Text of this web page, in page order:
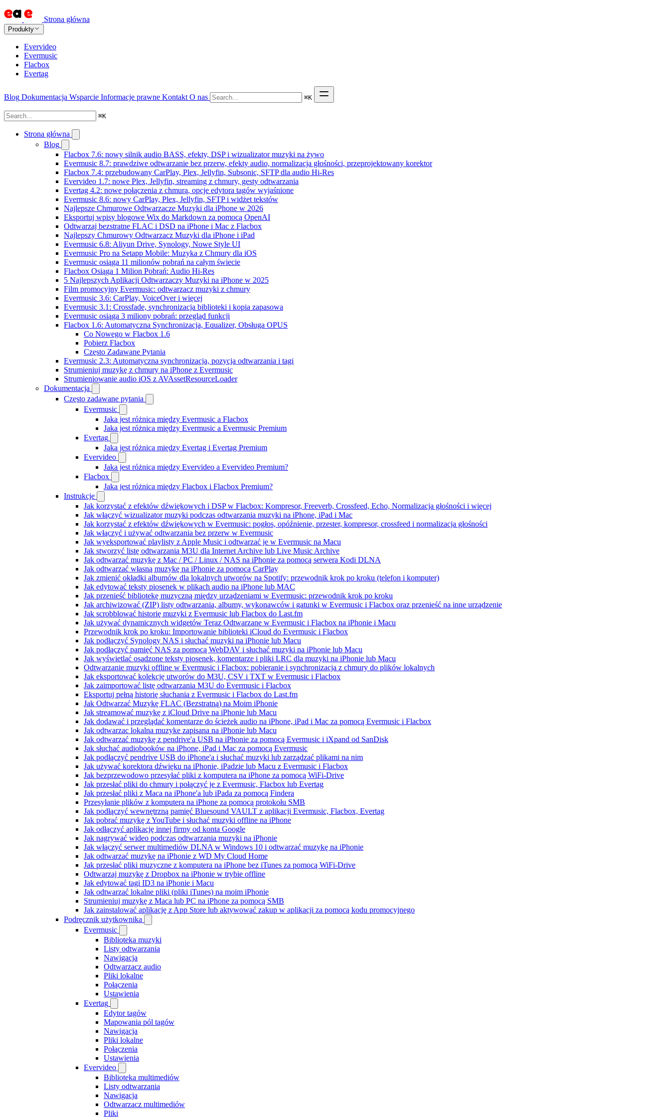
Strona główna
Produkty
Evervideo
Evermusic
Flacbox
Evertag
Blog Dokumentacja Wsparcie Informacje prawne Kontakt O nas ⌘K
⌘K
Strona główna
Blog
Flacbox 7.6: nowy silnik audio BASS, efekty, DSP i wizualizator muzyki na żywo
Evermusic 8.7: prawdziwe odtwarzanie bez przerw, efekty audio, normalizacja głośności, przeprojektowany korektor
Flacbox 7.4: przebudowany CarPlay, Plex, Jellyfin, Subsonic, SFTP dla audio Hi-Res
Evervideo 1.7: nowe Plex, Jellyfin, streaming z chmury, gesty odtwarzania
Evertag 4.2: nowe połączenia z chmurą, opcje edytora tagów wyjaśnione
Evermusic 8.6: nowy CarPlay, Plex, Jellyfin, SFTP i widżet tekstów
Najlepsze Chmurowe Odtwarzacze Muzyki dla iPhone w 2026
Eksportuj wpisy blogowe Wix do Markdown za pomocą OpenAI
Odtwarzaj bezstratne FLAC i DSD na iPhone i Mac z Flacbox
Najlepszy Chmurowy Odtwarzacz Muzyki dla iPhone i iPad
Evermusic 6.8: Aliyun Drive, Synology, Nowe Style UI
Evermusic Pro na Setapp Mobile: Muzyka z Chmury dla iOS
Evermusic osiąga 11 milionów pobrań na całym świecie
Flacbox Osiąga 1 Milion Pobrań: Audio Hi-Res
5 Najlepszych Aplikacji Odtwarzaczy Muzyki na iPhone w 2025
Film promocyjny Evermusic: odtwarzacz muzyki z chmury
Evermusic 3.6: CarPlay, VoiceOver i więcej
Evermusic 3.1: Crossfade, synchronizacja biblioteki i kopia zapasowa
Evermusic osiąga 3 miliony pobrań: przegląd funkcji
Flacbox 1.6: Automatyczna Synchronizacja, Equalizer, Obsługa OPUS
Co Nowego w Flacbox 1.6
Pobierz Flacbox
Często Zadawane Pytania
Evermusic 2.3: Automatyczna synchronizacja, pozycja odtwarzania i tagi
Strumieniuj muzykę z chmury na iPhone z Evermusic
Strumieniowanie audio iOS z AVAssetResourceLoader
Dokumentacja
Często zadawane pytania
Evermusic
Jaka jest różnica między Evermusic a Flacbox
Jaka jest różnica między Evermusic a Evermusic Premium
Evertag
Jaka jest różnica między Evertag i Evertag Premium
Evervideo
Jaka jest różnica między Evervideo a Evervideo Premium?
Flacbox
Jaka jest różnica między Flacbox i Flacbox Premium?
Instrukcje
Jak korzystać z efektów dźwiękowych i DSP w Flacbox: Kompresor, Freeverb, Crossfeed, Echo, Normalizacja głośności i więcej
Jak włączyć wizualizator muzyki podczas odtwarzania muzyki na iPhone, iPad i Mac
Jak korzystać z efektów dźwiękowych w Evermusic: pogłos, opóźnienie, przester, kompresor, crossfeed i normalizacja głośności
Jak włączyć i używać odtwarzania bez przerw w Evermusic
Jak wyeksportować playlisty z Apple Music i odtwarzać je w Evermusic na Macu
Jak stworzyć listę odtwarzania M3U dla Internet Archive lub Live Music Archive
Jak odtwarzać muzykę z Mac / PC / Linux / NAS na iPhonie za pomocą serwera Kodi DLNA
Jak odtwarzać własną muzykę na iPhonie za pomocą CarPlay
Jak zmienić okładki albumów dla lokalnych utworów na Spotify: przewodnik krok po kroku (telefon i komputer)
Jak edytować teksty piosenek w plikach audio na iPhone lub MAC
Jak przenieść bibliotekę muzyczną między urządzeniami w Evermusic: przewodnik krok po kroku
Jak archiwizować (ZIP) listy odtwarzania, albumy, wykonawców i gatunki w Evermusic i Flacbox oraz przenieść na inne urządzenie
Jak scrobblować historię muzyki z Evermusic lub Flacbox do Last.fm
Jak używać dynamicznych widgetów Teraz Odtwarzane w Evermusic i Flacbox na iPhonie i Macu
Przewodnik krok po kroku: Importowanie biblioteki iCloud do Evermusic i Flacbox
Jak podłączyć Synology NAS i słuchać muzyki na iPhonie lub Macu
Jak podłączyć pamięć NAS za pomocą WebDAV i słuchać muzyki na iPhonie lub Macu
Jak wyświetlać osadzone teksty piosenek, komentarze i pliki LRC dla muzyki na iPhonie lub Macu
Odtwarzanie muzyki offline w Evermusic i Flacbox: pobieranie i synchronizacja z chmury do plików lokalnych
Jak eksportować kolekcję utworów do M3U, CSV i TXT w Evermusic i Flacbox
Jak zaimportować listę odtwarzania M3U do Evermusic i Flacbox
Eksportuj pełną historię słuchania z Evermusic i Flacbox do Last.fm
Jak Odtwarzać Muzykę FLAC (Bezstratną) na Moim iPhonie
Jak streamować muzykę z iCloud Drive na iPhonie lub Macu
Jak dodawać i przeglądać komentarze do ścieżek audio na iPhone, iPad i Mac za pomocą Evermusic i Flacbox
Jak odtwarzac lokalna muzyke zapisana na iPhonie lub Macu
Jak odtwarzać muzykę z pendrive'a USB na iPhonie za pomocą Evermusic i iXpand od SanDisk
Jak słuchać audiobooków na iPhone, iPad i Mac za pomocą Evermusic
Jak podłączyć pendrive USB do iPhone'a i słuchać muzyki lub zarządzać plikami na nim
Jak używać korektora dźwięku na iPhonie, iPadzie lub Macu z Evermusic i Flacbox
Jak bezprzewodowo przesyłać pliki z komputera na iPhone za pomocą WiFi-Drive
Jak przesłać pliki do chmury i połączyć je z Evermusic, Flacbox lub Evertag
Jak przesłać pliki z Maca na iPhone'a lub iPada za pomocą Findera
Przesyłanie plików z komputera na iPhone za pomocą protokołu SMB
Jak podłączyć wewnętrzną pamięć Bluesound VAULT z aplikacji Evermusic, Flacbox, Evertag
Jak pobrać muzykę z YouTube i słuchać muzyki offline na iPhone
Jak odłączyć aplikację innej firmy od konta Google
Jak nagrywać wideo podczas odtwarzania muzyki na iPhonie
Jak włączyć serwer multimediów DLNA w Windows 10 i odtwarzać muzykę na iPhonie
Jak odtwarzać muzykę na iPhonie z WD My Cloud Home
Jak przesłać pliki muzyczne z komputera na iPhone bez iTunes za pomocą WiFi-Drive
Odtwarzaj muzykę z Dropbox na iPhonie w trybie offline
Jak edytować tagi ID3 na iPhonie i Macu
Jak odtwarzać lokalne pliki (pliki iTunes) na moim iPhonie
Strumieniuj muzykę z Maca lub PC na iPhone za pomocą SMB
Jak zainstalować aplikację z App Store lub aktywować zakup w aplikacji za pomocą kodu promocyjnego
Podręcznik użytkownika
Evermusic
Biblioteka muzyki
Listy odtwarzania
Nawigacja
Odtwarzacz audio
Pliki lokalne
Połączenia
Ustawienia
Evertag
Edytor tagów
Mapowania pól tagów
Nawigacja
Pliki lokalne
Połączenia
Ustawienia
Evervideo
Biblioteka multimediów
Listy odtwarzania
Nawigacja
Odtwarzacz multimediów
Pliki